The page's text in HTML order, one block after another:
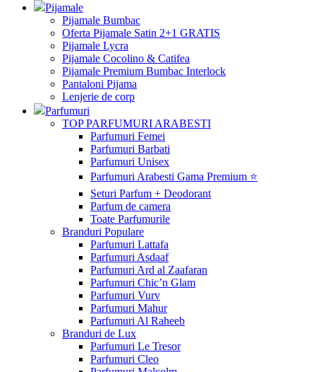
Pijamale
Pijamale Bumbac
Oferta Pijamale Satin 2+1 GRATIS
Pijamale Lycra
Pijamale Cocolino & Catifea
Pijamale Premium Bumbac Interlock
Pantaloni Pijama
Lenjerie de corp
Parfumuri
TOP PARFUMURI ARABESTI
Parfumuri Femei
Parfumuri Barbati
Parfumuri Unisex
Parfumuri Arabesti Gama Premium ⭐
Seturi Parfum + Deodorant
Parfum de camera
Toate Parfumurile
Branduri Populare
Parfumuri Lattafa
Parfumuri Asdaaf
Parfumuri Ard al Zaafaran
Parfumuri Chic’n Glam
Parfumuri Vurv
Parfumuri Mahur
Parfumuri Al Raheeb
Branduri de Lux
Parfumuri Le Tresor
Parfumuri Cleo